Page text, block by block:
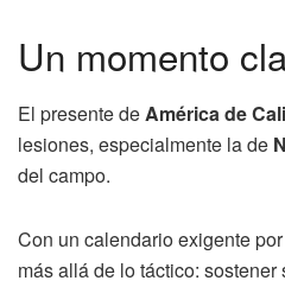
Un momento
El presente deAmérica de Cali
lesiones, especialmente la de
del campo.
Con un calendario exigente
más allá de lo táctico: